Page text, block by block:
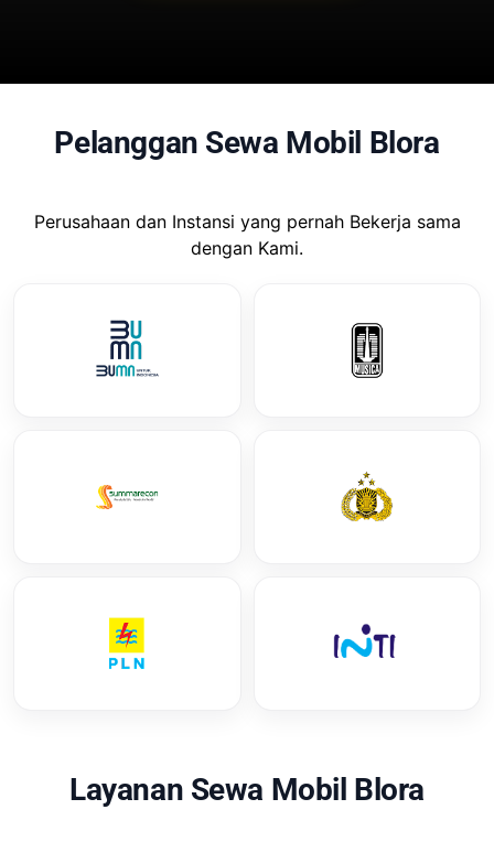
Pelanggan Sewa Mobil Blora
Perusahaan dan Instansi yang pernah Bekerja sama
dengan Kami.
Layanan Sewa Mobil Blora